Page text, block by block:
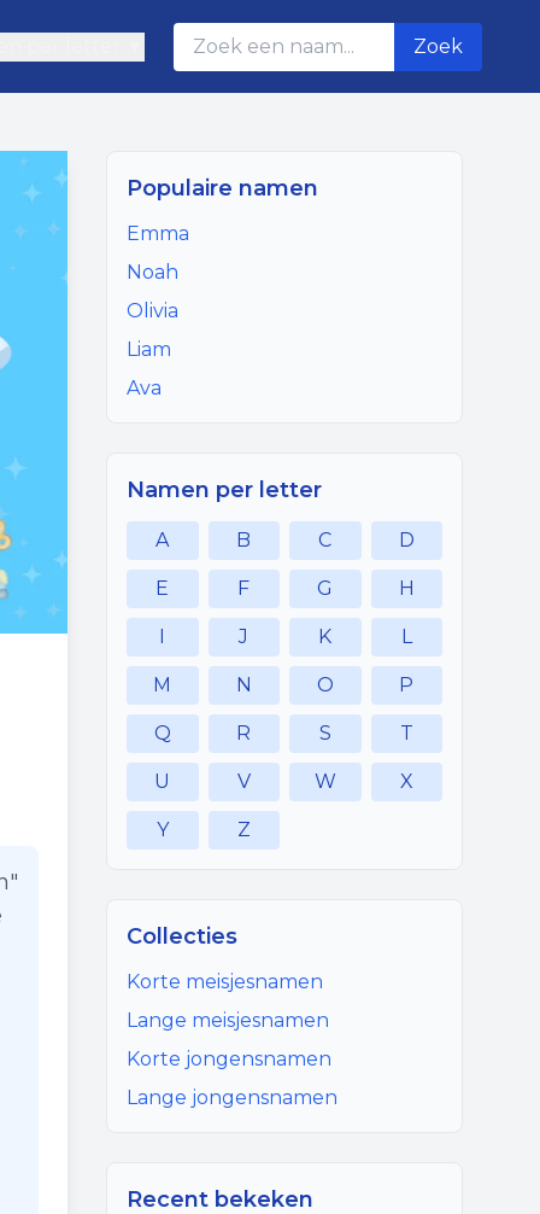
Zoek
Populaire namen
Emma
Noah
Olivia
Liam
Ava
Namen per letter
A B C D
E F G H
I J K L
M N O P
Q R S T
U V W X
Y Z
Collecties
Korte meisjesnamen
Lange meisjesnamen
Korte jongensnamen
Lange jongensnamen
Recent bekeken